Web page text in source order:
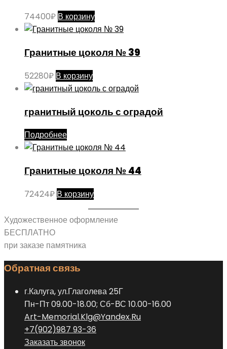
74400₽ В корзину
Гранитные цоколя № 39
52280₽ В корзину
гранитный цоколь с оградой
Подробнее
Гранитные цоколя № 44
72424₽ В корзину
Художественное оформление
БЕСПЛАТНО
при заказе памятника
Обратная связь
г.Калуга, ул.Глаголева 25Г
Пн-Пт 09.00-18.00; Сб-ВС 10.00-16.00
Art-Memorial.Klg@Yandex.Ru
+7(902)987 93-36
Заказать звонок